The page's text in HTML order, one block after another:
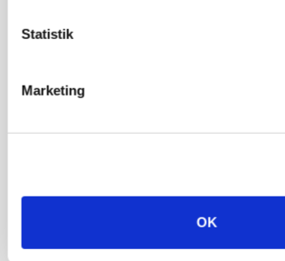
Statistik
Marketing
OK
Danish Agro: Høsten tegner til
middeludbytter